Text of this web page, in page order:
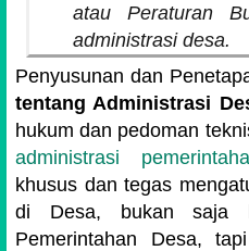
atau Peraturan
administrasi desa.
Penyusunan dan
tentang Administrasi
hukum dan pedoman
administrasi
khusus dan tegas
di Desa, bukan saja
Pemerintahan Desa,